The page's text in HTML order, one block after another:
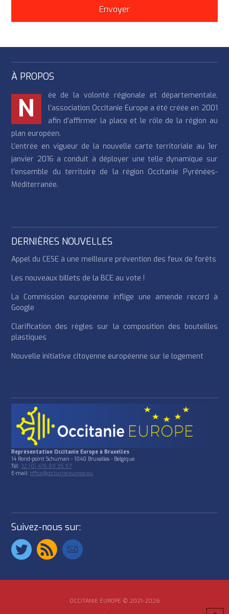
À PROPOS
N
ée de la volonté régionale et départementale,
l’association Occitanie Europe a été créée en 2001
afin d’affirmer la place et le rôle de la région au
plan européen.
L’entrée en vigueur de la nouvelle carte territoriale au 1er
janvier 2016 a conduit à déployer une telle dynamique sur
l’ensemble du territoire de la région Occitanie Pyrénées-
Méditerranée.
DERNIÈRES NOUVELLES
Appel du CESE à une meilleure prévention des feux de forêts
Les nouveaux billets de la BCE au vote !
La Commission européenne inflige une amende record à
Google
Clarification des règles sur la composition des bouteilles
plastiques
Nouvelle initiative citoyenne européenne sur le logement
Représentation Occitanie Europe à Bruxelles
14 Rond-point Schuman - 1040 Bruxelles - Belgique
Tél:32 (0) 476 89 35 57
E-mail:office@occitanie-europe.eu
Suivez-nous sur:
OCCITANIE EUROPE © 2021-2026